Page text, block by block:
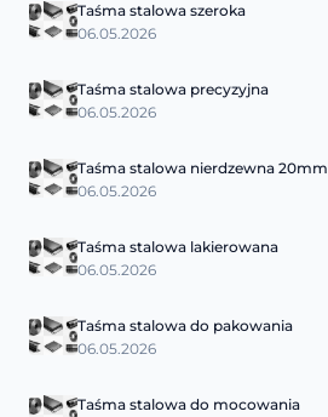
Taśma stalowa szeroka
06.05.2026
Taśma stalowa precyzyjna
06.05.2026
Taśma stalowa nierdzewna 20mm
06.05.2026
Taśma stalowa lakierowana
06.05.2026
Taśma stalowa do pakowania
06.05.2026
Taśma stalowa do mocowania